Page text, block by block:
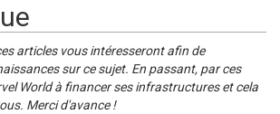
articles vous intéresseront afin de
sur ce sujet. En passant, par ces
World à financer ses infrastructures et cela
Merci d'avance !